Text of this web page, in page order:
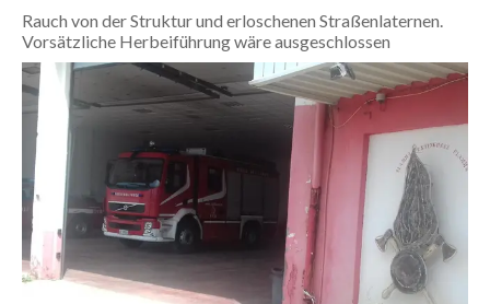
SERVIZI ALLE IMPRESE
BANDI
SPORT IN SARDEGNA
SPORT
RISULTATI E CLASSIFICHE
CALCIO
CALCIO REGIONALE
Rauch von der Struktur und erloschenen Straßenlaternen.
Vorsätzliche Herbeiführung wäre ausgeschlossen